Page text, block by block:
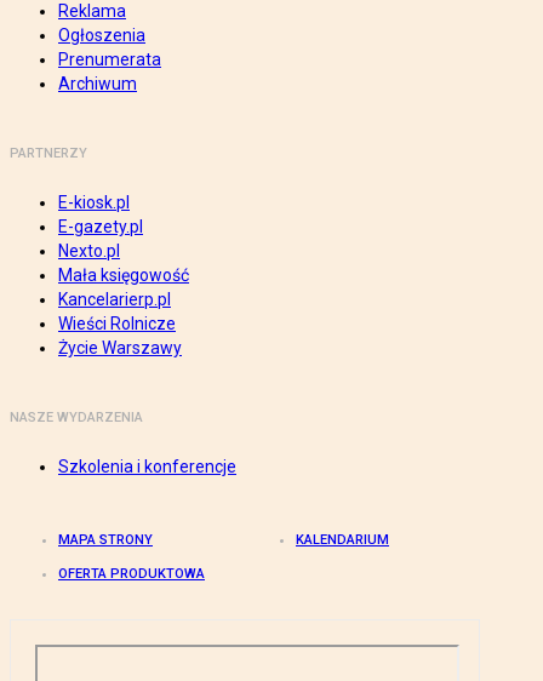
Reklama
Ogłoszenia
Prenumerata
Archiwum
PARTNERZY
E-kiosk.pl
E-gazety.pl
Nexto.pl
Mała księgowość
Kancelarierp.pl
Wieści Rolnicze
Życie Warszawy
NASZE WYDARZENIA
Szkolenia i konferencje
MAPA STRONY KALENDARIUM
OFERTA PRODUKTOWA